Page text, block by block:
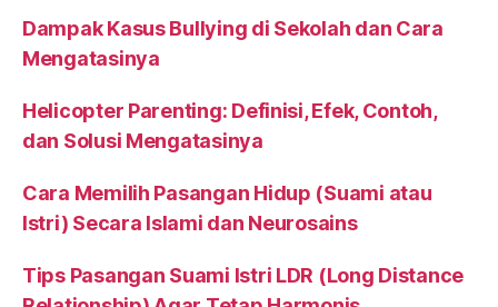
Dampak Kasus Bullying di Sekolah dan Cara
Mengatasinya
Helicopter Parenting: Definisi, Efek, Contoh,
dan Solusi Mengatasinya
Cara Memilih Pasangan Hidup (Suami atau
Istri) Secara Islami dan Neurosains
Tips Pasangan Suami Istri LDR (Long Distance